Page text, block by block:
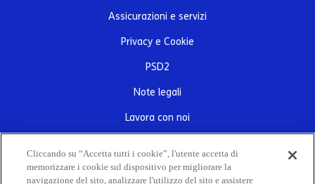
Assicurazioni e servizi
Privacy e Cookie
PSD2
Note legali
Lavora con noi
Cliccando su “Accetta tutti i cookie”, l'utente accetta di
memorizzare i cookie sul dispositivo per migliorare la
navigazione del sito, analizzare l'utilizzo del sito e assistere